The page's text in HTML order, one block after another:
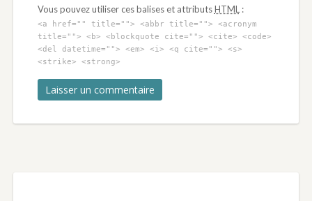
Vous pouvez utiliser ces balises et attributsHTML :
<a href="" title=""> <abbr title=""> <acronym
title=""> <b> <blockquote cite=""> <cite> <code>
<del datetime=""> <em> <i> <q cite=""> <s>
<strike> <strong>